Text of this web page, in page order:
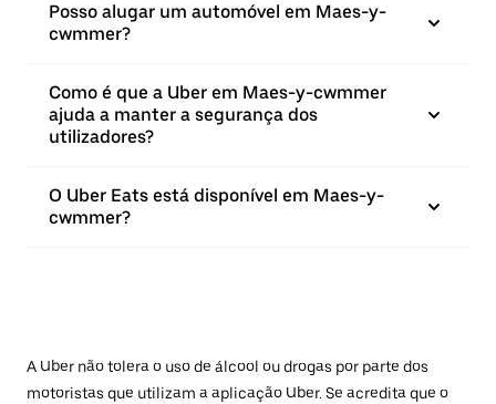
Posso alugar um automóvel em Maes-y-
cwmmer?
Como é que a Uber em Maes-y-cwmmer
ajuda a manter a segurança dos
utilizadores?
O Uber Eats está disponível em Maes-y-
cwmmer?
A Uber não tolera o uso de álcool ou drogas por parte dos
motoristas que utilizam a aplicação Uber. Se acredita que o